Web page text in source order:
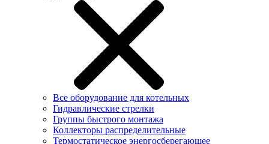
Все оборудование для котельных
Гидравлические стрелки
Группы быстрого монтажа
Коллекторы распределительные
Термостатическое энергосберегающее